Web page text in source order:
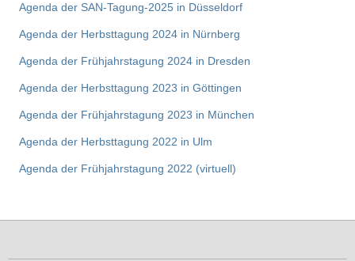
Agenda der SAN-Tagung-2025 in Düsseldorf
Agenda der Herbsttagung 2024 in Nürnberg
Agenda der Frühjahrstagung 2024 in Dresden
Agenda der Herbsttagung 2023 in Göttingen
Agenda der Frühjahrstagung 2023 in München
Agenda der Herbsttagung 2022 in Ulm
Agenda der Frühjahrstagung 2022 (virtuell)